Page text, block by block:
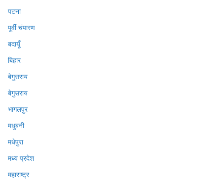
पटना
पूर्वी चंपारण
बदायूँ
बिहार
बेगुसराय
बेगुसराय
भागलपुर
मधुबनी
मधेपुरा
मध्य प्रदेश
महाराष्ट्र